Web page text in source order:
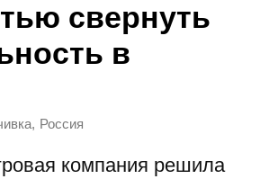
свернуть
в
, Россия
компания решила